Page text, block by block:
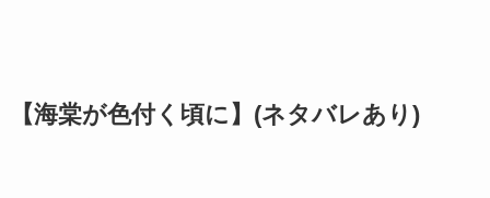
【海棠が色付く頃に】(ネタバレあり)